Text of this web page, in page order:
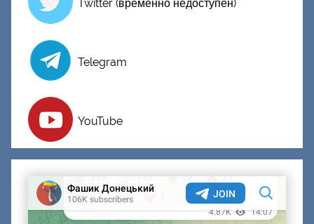
Twitter (временно недоступен)
Telegram
YouTube